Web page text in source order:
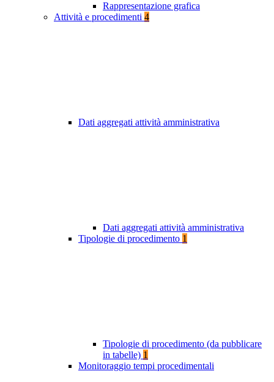
Rappresentazione grafica
Attività e procedimenti 4
Dati aggregati attività amministrativa
Dati aggregati attività amministrativa
Tipologie di procedimento 1
Tipologie di procedimento (da pubblicare
in tabelle) 1
Monitoraggio tempi procedimentali